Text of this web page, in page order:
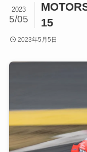
15
2023
5/05
2023年5月5日